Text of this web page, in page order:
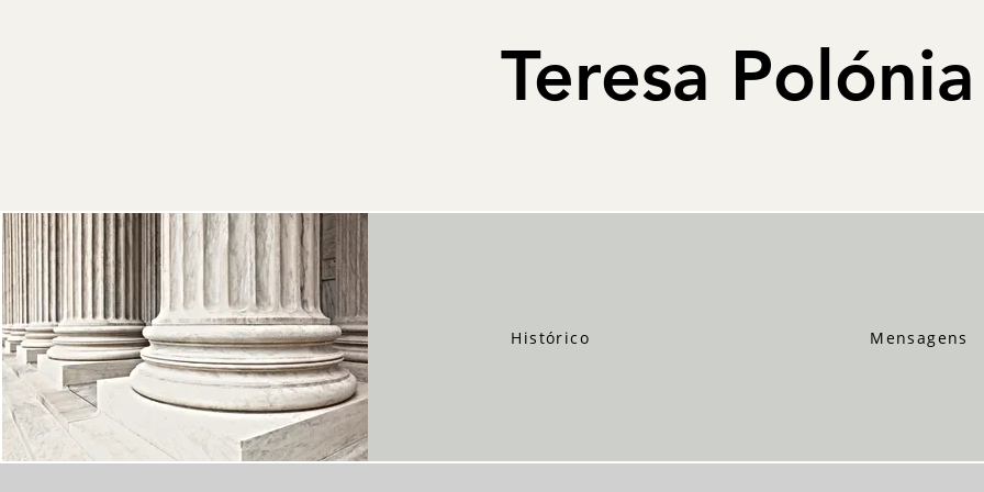
Teresa Polónia
Histórico Mensagens